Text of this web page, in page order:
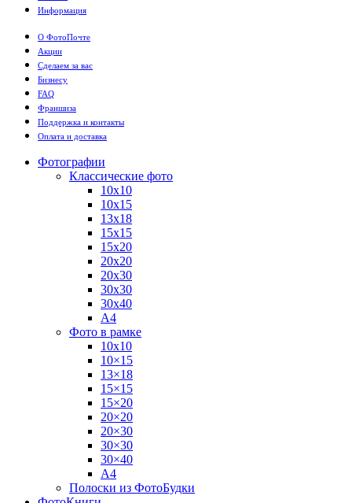
Информация
О ФотоПочте
Акции
Сделаем за вас
Бизнесу
FAQ
Франшиза
Поддержка и контакты
Оплата и доставка
Фотографии
Классические фото
10х10
10х15
13х18
15х15
15х20
20х20
20х30
30х30
30х40
А4
Фото в рамке
10х10
10×15
13×18
15×15
15×20
20×20
20×30
30×30
30×40
A4
Полоски из ФотоБудки